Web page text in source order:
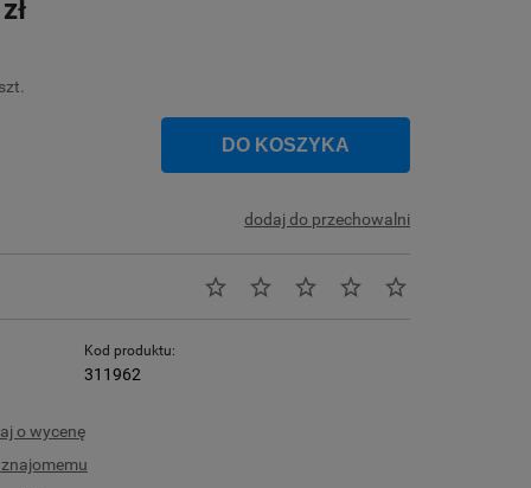
DO KOSZYKA
dodaj do przechowalni
Kod produktu:
311962
o wycenę